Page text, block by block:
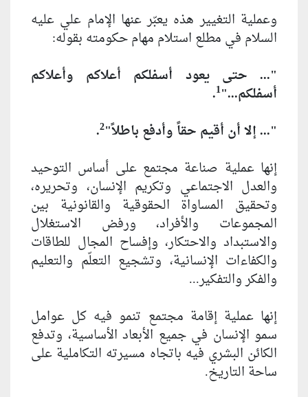
وعملية التغيير هذه يعبّر عنها الإمام علي عليه
السلام في مطلع استلام مهام حكومته بقوله:
"... حتى يعود أسفلكم أعلاكم وأعلاكم
أسفلكم..."1
.
"... إلا أن أقيم حقاً وأدفع باطلاً"2
.
إنها عملية صناعة مجتمع على أساس التوحيد
والعدل الاجتماعي وتكريم الإنسان، وتحريره،
وتحقيق المساواة الحقوقية والقانونية بين
المجموعات والأفراد، ورفض الاستغلال
والاستبداد والاحتكار، وإفساح المجال للطاقات
والكفاءات الإنسانية، وتشجيع التعلّم والتعليم
والفكر والتفكير...
إنها عملية إقامة مجتمع تنمو فيه كل عوامل
سمو الإنسان في جميع الأبعاد الأساسية، وتدفع
الكائن البشري فيه باتجاه مسيرته التكاملية على
ساحة التاريخ.